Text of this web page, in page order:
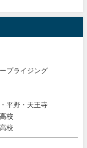
プライジング
平野・天王寺
校
校